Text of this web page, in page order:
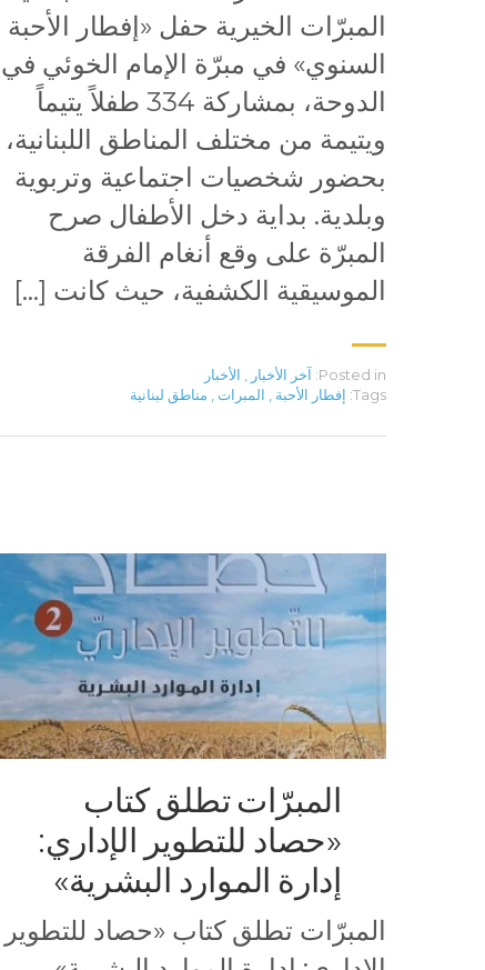
المبرّات الخيرية حفل «إفطار الأحبة
السنوي» في مبرّة الإمام الخوئي في
الدوحة، بمشاركة 334 طفلاً يتيماً
ويتيمة من مختلف المناطق اللبنانية،
بحضور شخصيات اجتماعية وتربوية
وبلدية. بداية دخل الأطفال صرح
المبرّة على وقع أنغام الفرقة
الموسيقية الكشفية، حيث كانت […]
Posted in: آخر الأخبار , الأخبار
Tags: إفطار الأحبة , المبرات, مناطق لبنانية
المبرّات تطلق كتاب
«حصاد للتطوير الإداري:
إدارة الموارد البشرية»
المبرّات تطلق كتاب «حصاد للتطوير